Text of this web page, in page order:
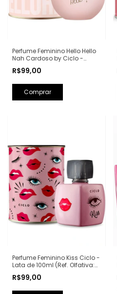
Perfume Feminino Hello Hello
Nah Cardoso by Ciclo -
R$99,00
Perfume Feminino Kiss Ciclo -
Lata de 100ml (Ref. Olfativa:
R$99,00